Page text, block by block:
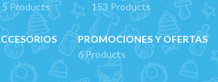
5 Products
153 Products
PROMOCIONES Y OFERTAS
6 Products